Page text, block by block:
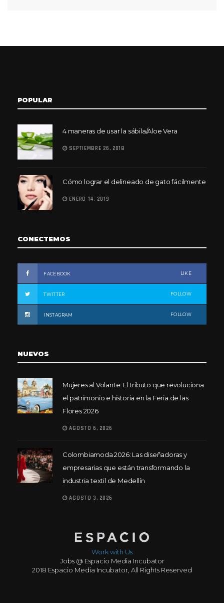
POPULAR
4 maneras de usar la sábila/Aloe Vera
SEPTIEMBRE 26, 2018
Cómo lograr el delineado de gato fácilmente
ENERO 14, 2019
CONECTEMOS
FACEBOOK LIKE
TWITTER FOLLOW
INSTAGRAM FOLLOW
NUEVOS
Mujeres al Volante: El tributo que revoluciona
el patrimonio e historia en la Feria de las
Flores 2026
AGOSTO 6, 2026
Colombiamoda 2026: Las diseñadoras y
empresarias que están transformando la
industria textil de Medellín
AGOSTO 3, 2026
Work with Us
Jobs @ Espacio Media Incubator
2018 Espacio Media Incubator, All Rights Reserved